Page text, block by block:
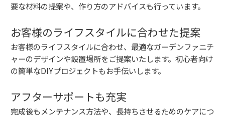
要な材料の提案や、作り方のアドバイスも行っています。
お客様のライフスタイルに合わせた提案
お客様のライフスタイルに合わせ、最適なガーデンファニチ
ャーのデザインや設置場所をご提案いたします。初心者向け
の簡単なDIYプロジェクトもお手伝いします。
アフターサポートも充実
完成後もメンテナンス方法や、長持ちさせるためのケアにつ